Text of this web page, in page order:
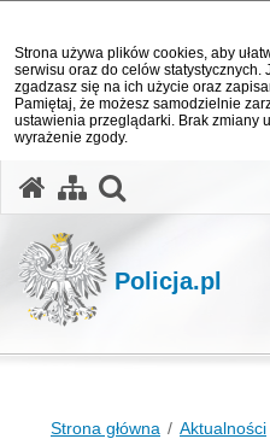
Strona używa plików cookies, aby
serwisu oraz do celów statystycznych.
zgadzasz się na ich użycie oraz
Pamiętaj, że możesz samodzielnie
ustawienia przeglądarki. Brak zmiany
wyrażenie zgody.
Policja.pl
Strona główna Aktualności